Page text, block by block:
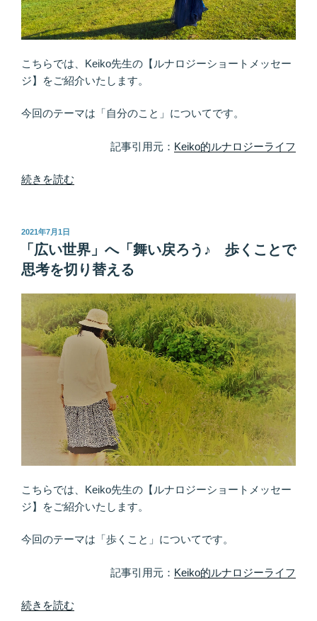
リ。
嫌
な
出
来
は、
良
向
へ
進
む
た
め
の
ヒ
こちらでは、Keiko先生の【ルナロジーショートメッセー
ジ】をご紹介いたします。
今回のテーマは「自分のこと」についてです。
記事引用元： Keiko的ルナロジーライフ
“「自
任」
で
お
願
い
し
ま
す！
女」
と
思
込
続きを読む
投
2021年7月1日
「広い世界」へ「舞い戻ろう♪ 歩くことで
思考を切り替える
こちらでは、Keiko先生の【ルナロジーショートメッセー
ジ】をご紹介いたします。
今回のテーマは「歩くこと」についてです。
記事引用元： Keiko的ルナロジーライフ
“「広
続きを読む